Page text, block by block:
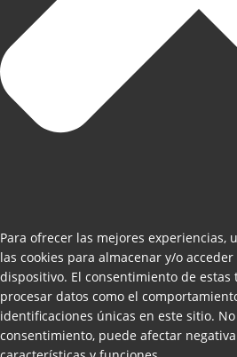
Para ofrecer las mejores experiencias,
las cookies para almacenar y/o
dispositivo. El consentimiento de
procesar datos como el
identificaciones únicas en este sitio.
consentimiento, puede afectar